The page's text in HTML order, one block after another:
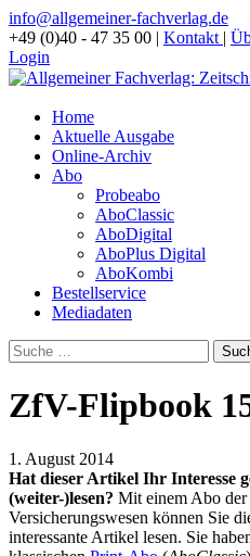
info@allgemeiner-fachverlag.de
+49 (0)40 - 47 35 00 | Kontakt |
Login
Home
Aktuelle Ausgabe
Online-Archiv
Abo
Probeabo
AboClassic
AboDigital
AboPlus Digital
AboKombi
Bestellservice
Mediadaten
ZfV-Flipbook
1. August 2014
Hat dieser Artikel Ihr Interesse
(weiter-)lesen? Mit einem Abo
Versicherungswesen können Sie
interessante Artikel lesen. Sie